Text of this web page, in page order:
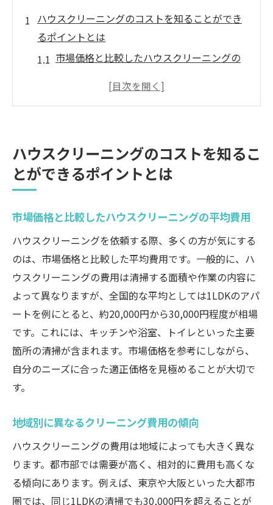
ハウスクリーニングのコストを知ることができ
るポイントとは
市場価格と比較したハウスクリーニングの
地域別に異なるクリーニング費用の傾向
見積もりを正確にするためのポイント
追加料金が発生しやすいケース
料金の目安
一般的なハウスクリーニングの料金設定
料金とサービス範囲のバランスを取る方法
信頼できる業者の選び方と料金の見極め方
料金明細書の確認ポイント
追加費用を避けるための事前確認
透明性のある料金体系を持つ業者の特徴
ハウスクリーニングの費用対効果を見極める方
ックポイント
口コミやレビューを活用した業者選び
長期的な視点で考える費用対効果
費用とサービス内容を比較する方法
ハウスクリーニングのコストを知るこ
とができるポイントとは
市場価格と比較したハウスクリーニングの平均費用
ハウスクリーニングを依頼する際、多くの方が気にする
のは、市場価格と比較した平均費用です。一般的に、ハ
ウスクリーニングの費用は清掃する面積や作業の内容に
よって異なりますが、全国的な平均としては1LDKのアパ
ートを例にとると、約20,000円から30,000円程度が相場
です。これには、キッチンや浴室、トイレといった主要
箇所の清掃が含まれます。市場価格を参考にしながら、
自分のニーズに合った適正価格を見極めることが大切で
す。
地域別に異なるクリーニング費用の傾向
ハウスクリーニングの費用は地域によっても大きく異な
ります。都市部では需要が高く、相対的に費用も高くな
る傾向にあります。例えば、東京や大阪といった大都市
圏では、同じ1LDKの清掃でも30,000円を超えることが